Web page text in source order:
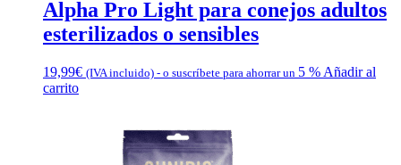
Alpha Pro Light para conejos adultos
esterilizados o sensibles
19,99€ (IVA incluido) - o suscríbete para ahorrar un 5 % Añadir al
carrito